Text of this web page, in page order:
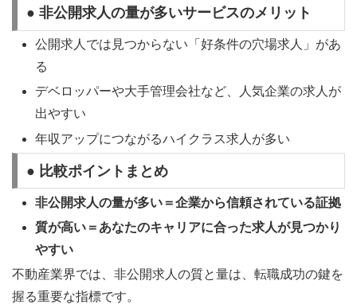
● 非公開求人の量が多いサービスのメリット
公開求人では見つからない「好条件の穴場求人」があ
る
デベロッパーや大手管理会社など、人気企業の求人が
出やすい
年収アップにつながるハイクラス求人が多い
● 比較ポイントまとめ
非公開求人の量が多い＝企業から信頼されている証拠
質が高い＝あなたのキャリアに合った求人が見つかり
やすい
不動産業界では、非公開求人の質と量は、転職成功の鍵を
握る重要な指標です。